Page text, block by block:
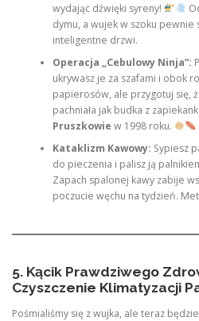
wydając dźwięki syreny!
dymu, a wujek w szoku
inteligentne drzwi.
Operacja „Cebulowy Ninja”:
ukrywasz je za szafami i obok
papierosów, ale przygotuj się,
pachniała jak budka z
Pruszkowie w 1998 roku.
Kataklizm Kawowy: Sypiesz
do pieczenia i palisz ją
Zapach spalonej kawy zabije
poczucie węchu na tydzień.
5. Kącik Prawdziwego
Czyszczenie Klimatyzacji
Pośmialiśmy się z wujka, ale teraz